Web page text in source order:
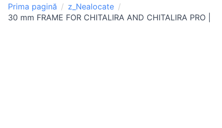
Prima pagină
z_Nealocate
30 mm FRAME FOR CHITALIRA AND CHITALIRA PRO |